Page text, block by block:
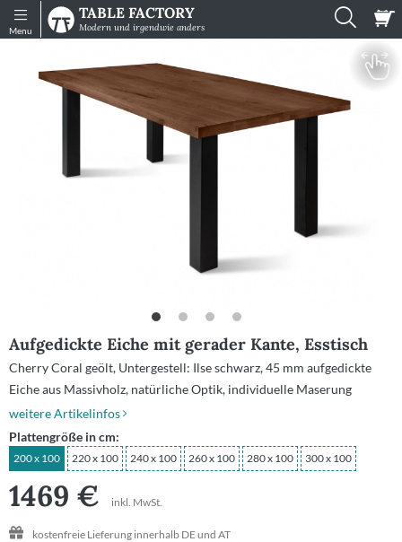
Menu
TABLE FACTORY
Modern und irgendwie anders
Shop Infos
Gartenmöbel
Impressionen
Mein
Beratungstermin
Aufgedickte Eiche mit gerader Kante, Esstisch
Cherry Coral geölt Untergestell: Ilse schwarz 45 mm aufgedickte
Eiche aus Massivholz natürliche Optik individuelle Maserung
weitere Artikelinfos
Plattengröße in cm:
200 x 100 220 x 100 240 x 100 260 x 100 280 x 100 300 x 100
1469 € inkl. MwSt.
kostenfreie Lieferung innerhalb DE und AT